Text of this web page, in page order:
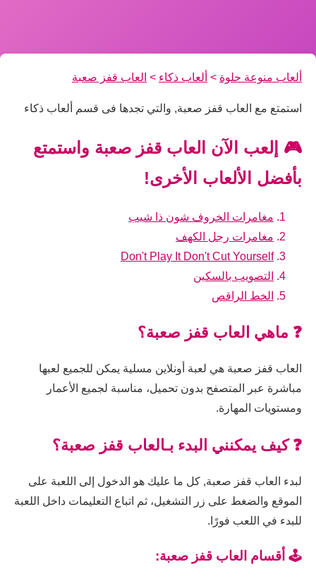
ألعاب منوعة حلوة > ألعاب ذكاء > العاب قفز صعبة
استمتع مع العاب قفز صعبة, والتي تجدها فى قسم ألعاب ذكاء
🎮 إلعب الآن العاب قفز صعبة واستمتع
بأفضل الألعاب الأخرى!
مغامرات الخروف شون ذا شيب
مغامرات رجل الكهف
Don't Play It Don't Cut Yourself
التصويب بالسكين
الخط الراقص
❓ ماهي العاب قفز صعبة؟
العاب قفز صعبة هي لعبة أونلاين مسلية يمكن للجميع لعبها
مباشرة عبر المتصفح بدون تحميل، مناسبة لجميع الأعمار
ومستويات المهارة.
❓ كيف يمكنني البدء بـالعاب قفز صعبة؟
لبدء العاب قفز صعبة, كل ما عليك هو الدخول إلى اللعبة على
الموقع والضغط على زر التشغيل، ثم اتباع التعليمات داخل اللعبة
للبدء في اللعب فورًا.
🕹️ أقسام العاب قفز صعبة: